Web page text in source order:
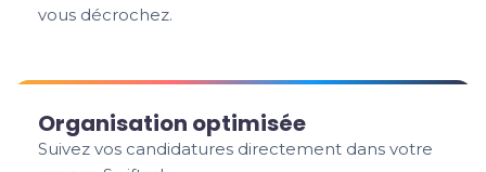
vous décrochez.
Organisation optimisée
Suivez vos candidatures directement dans votre